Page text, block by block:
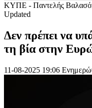
ΚΥΠΕ - Παντελής
Updated
Δεν πρέπει να
τη βία στην
11-08-2025 19:06